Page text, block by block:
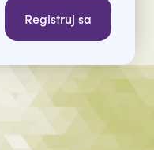
Registruj sa